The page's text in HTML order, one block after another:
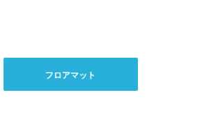
フロアマット